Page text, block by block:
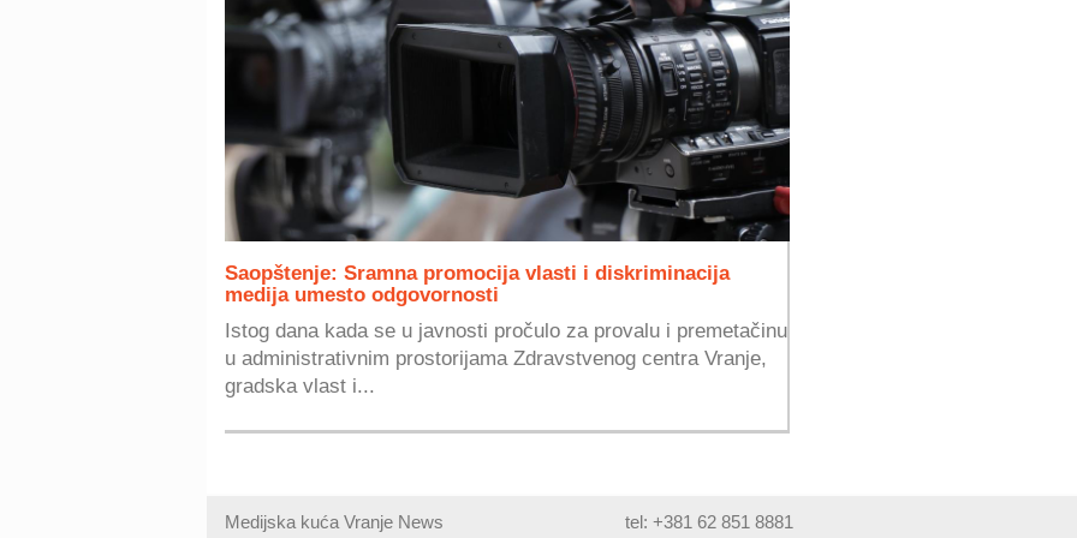
Saopštenje: Sramna promocija vlasti i diskriminacija
medija umesto odgovornosti
Istog dana kada se u javnosti pročulo za provalu i premetačinu
u administrativnim prostorijama Zdravstvenog centra Vranje,
gradska vlast i...
Medijska kuća Vranje News tel: +381 62 851 8881